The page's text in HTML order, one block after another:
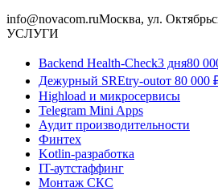
info@novacom.ruМосква, ул.
УСЛУГИ
Backend Health-Check3 дня80
Дежурный SREtry-outот 80 000
Highload и микросервисы
Telegram Mini Apps
Аудит производительности
Финтех
Kotlin-разработка
IT-аутстаффинг
Монтаж СКС